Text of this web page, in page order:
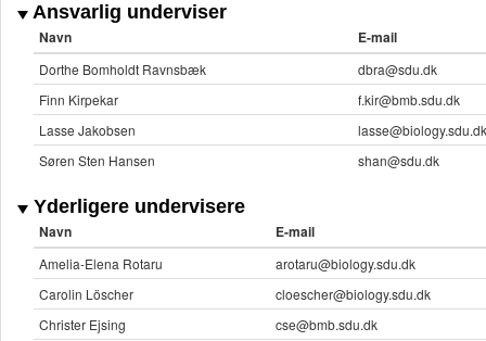
Ansvarlig underviser
Navn E-mail
Dorthe Bomholdt Ravnsbæk
dbra@sdu.dk
Finn Kirpekar
f.kir@bmb.sdu.dk
Lasse Jakobsen
lasse@biology.sdu.dk
Søren Sten Hansen
shan@sdu.dk
Yderligere undervisere
Navn E-mail
Amelia-Elena Rotaru
arotaru@biology.sdu.dk
Carolin Löscher
cloescher@biology.sdu.dk
Christer Ejsing
cse@bmb.sdu.dk